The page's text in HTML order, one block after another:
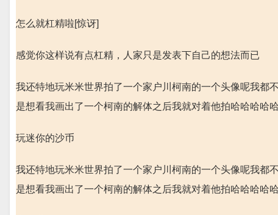
怎么就杠精啦[惊讶]
感觉你这样说有点杠精，人家只是发表下自己的想法而已
我还特地玩米米世界拍了一个家户川柯南的一个头像呢我都
是想看我画出了一个柯南的解体之后我就对着他拍哈哈哈哈
玩迷你的沙币
我还特地玩米米世界拍了一个家户川柯南的一个头像呢我都
是想看我画出了一个柯南的解体之后我就对着他拍哈哈哈哈